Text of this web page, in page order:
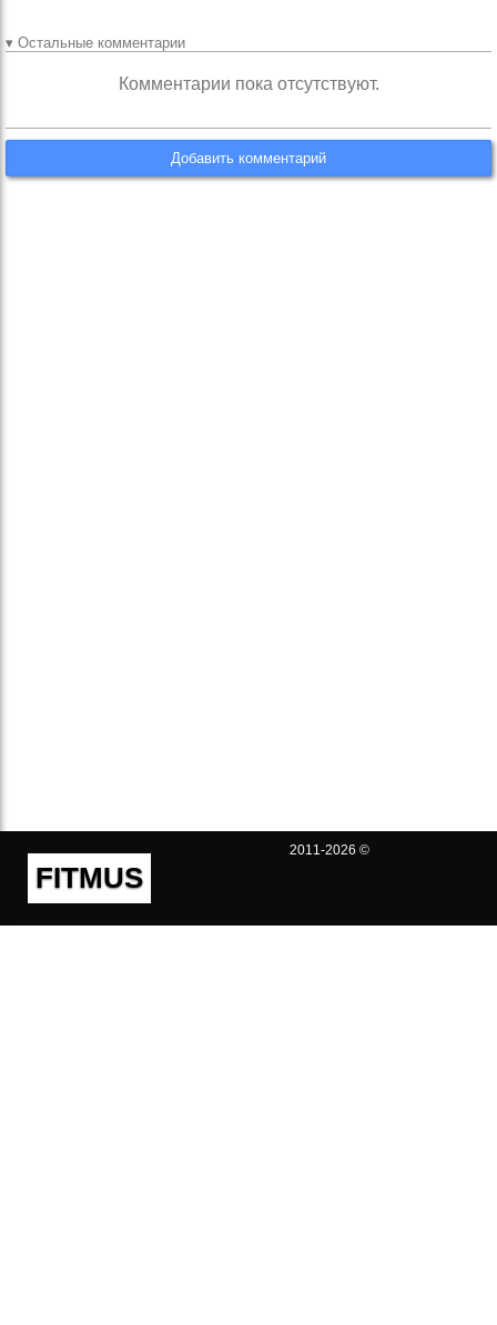
▾ Остальные комментарии
Комментарии пока отсутствуют.
Добавить комментарий
FITMUS
2011-2026 ©